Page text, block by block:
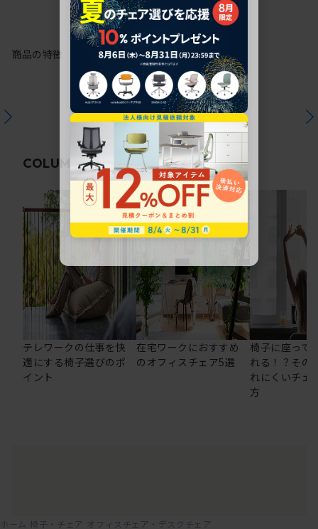
商品の特徴
COLUMN関連コラム
テレワークの仕事を快
適にする椅子選びのポ
イント
在宅ワークにおすすめ
のオフィスチェア5選
椅子に座って
れる！？その
れにくいチェ
方
ホーム 椅子・チェア オフィスチェア・デスクチェア